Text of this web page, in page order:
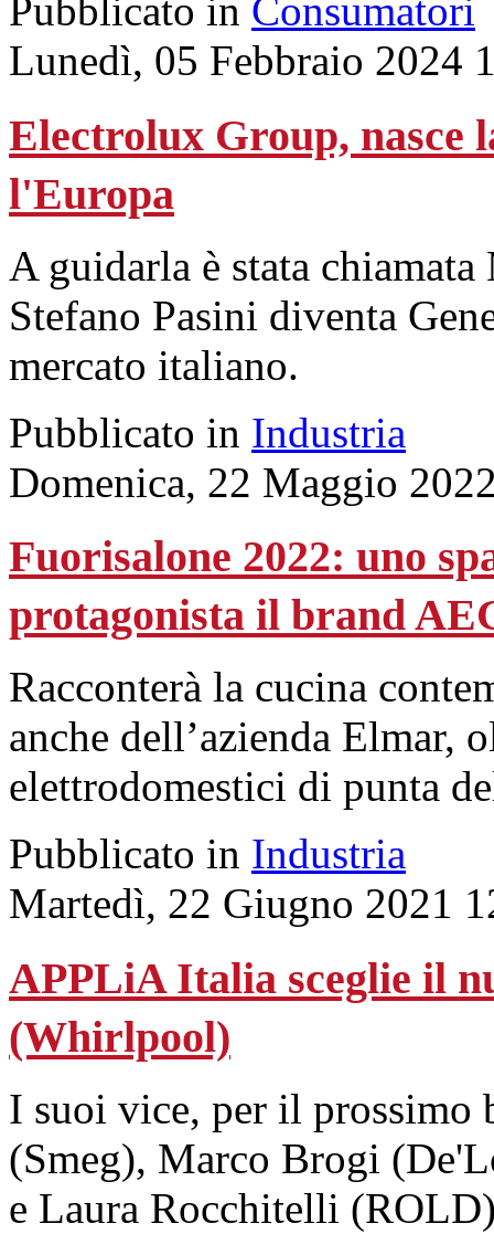
Pubblicato in Consumatori
Lunedì, 05 Febbraio 2024
Electrolux Group, nasce
l'Europa
A guidarla è stata
Stefano Pasini diventa
mercato italiano.
Pubblicato in Industria
Domenica, 22 Maggio
Fuorisalone 2022: uno
protagonista il brand
Racconterà la cucina
anche dell’azienda Elmar,
elettrodomestici di punta
Pubblicato in Industria
Martedì, 22 Giugno 2021
APPLiA Italia sceglie il
(Whirlpool)
I suoi vice, per il prossimo
(Smeg), Marco Brogi
e Laura Rocchitelli